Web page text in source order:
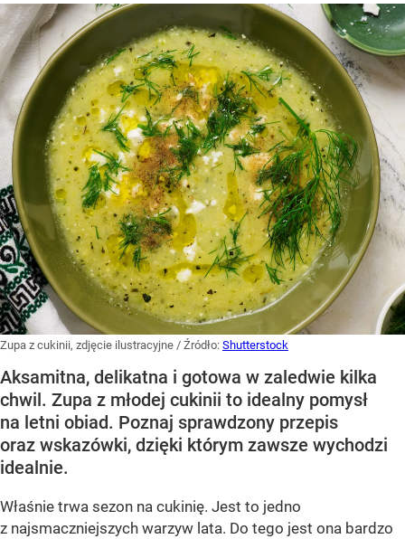
Zupa z cukinii, zdjęcie ilustracyjne / Źródło: Shutterstock
Aksamitna, delikatna i gotowa w zaledwie kilka
chwil. Zupa z młodej cukinii to idealny pomysł
na letni obiad. Poznaj sprawdzony przepis
oraz wskazówki, dzięki którym zawsze wychodzi
idealnie.
Właśnie trwa sezon na cukinię. Jest to jedno
z najsmaczniejszych warzyw lata. Do tego jest ona bardzo